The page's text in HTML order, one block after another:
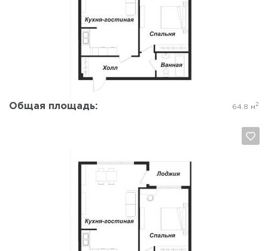
Общая площадь: 64.8 м 2